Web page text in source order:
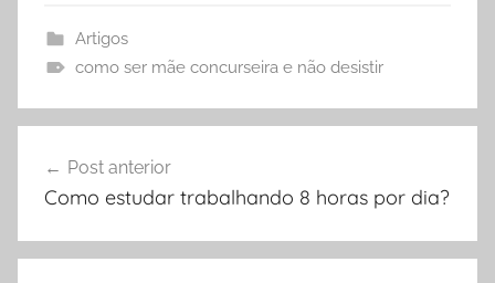
Artigos
como ser mãe concurseira e não desistir
de
Post anterior
Como estudar trabalhando 8 horas por dia?